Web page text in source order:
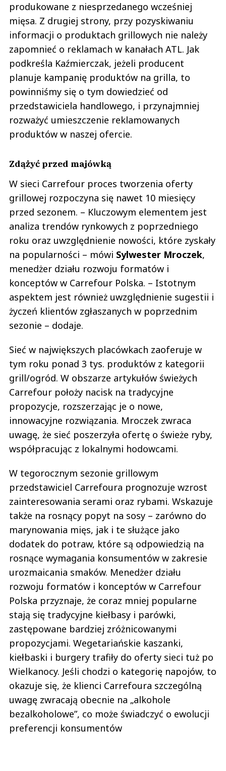
produkowane z niesprzedanego wcześniej
mięsa. Z drugiej strony, przy pozyskiwaniu
informacji o produktach grillowych nie należy
zapomnieć o reklamach w kanałach ATL. Jak
podkreśla Kaźmierczak, jeżeli producent
planuje kampanię produktów na grilla, to
powinniśmy się o tym dowiedzieć od
przedstawiciela handlowego, i przynajmniej
rozważyć umieszczenie reklamowanych
produktów w naszej ofercie.
Zdążyć przed majówką
W sieci Carrefour proces tworzenia oferty
grillowej rozpoczyna się nawet 10 miesięcy
przed sezonem. – Kluczowym elementem jest
analiza trendów rynkowych z poprzedniego
roku oraz uwzględnienie nowości, które zyskały
na popularności – mówi Sylwester Mroczek,
menedżer działu rozwoju formatów i
konceptów w Carrefour Polska. – Istotnym
aspektem jest również uwzględnienie sugestii i
życzeń klientów zgłaszanych w poprzednim
sezonie – dodaje.
Sieć w największych placówkach zaoferuje w
tym roku ponad 3 tys. produktów z kategorii
grill/ogród. W obszarze artykułów świeżych
Carrefour położy nacisk na tradycyjne
propozycje, rozszerzając je o nowe,
innowacyjne rozwiązania. Mroczek zwraca
uwagę, że sieć poszerzyła ofertę o świeże ryby,
współpracując z lokalnymi hodowcami.
W tegorocznym sezonie grillowym
przedstawiciel Carrefoura prognozuje wzrost
zainteresowania serami oraz rybami. Wskazuje
także na rosnący popyt na sosy – zarówno do
marynowania mięs, jak i te służące jako
dodatek do potraw, które są odpowiedzią na
rosnące wymagania konsumentów w zakresie
urozmaicania smaków. Menedżer działu
rozwoju formatów i konceptów w Carrefour
Polska przyznaje, że coraz mniej popularne
stają się tradycyjne kiełbasy i parówki,
zastępowane bardziej zróżnicowanymi
propozycjami. Wegetariańskie kaszanki,
kiełbaski i burgery trafiły do oferty sieci tuż po
Wielkanocy. Jeśli chodzi o kategorię napojów, to
okazuje się, że klienci Carrefoura szczególną
uwagę zwracają obecnie na „alkohole
bezalkoholowe”, co może świadczyć o ewolucji
preferencji konsumentów